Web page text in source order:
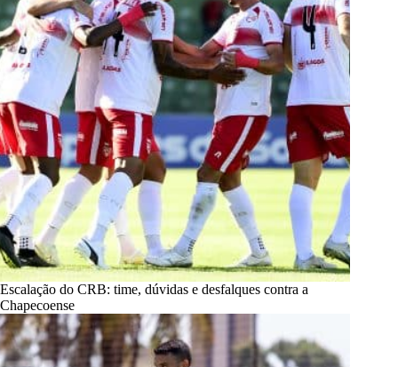
Escalação do CRB: time, dúvidas e desfalques contra a
Chapecoense